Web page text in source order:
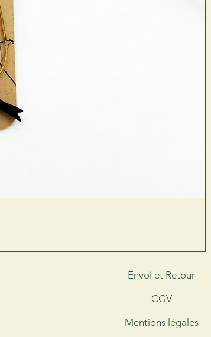
Envoi et Retour
CGV
Mentions légales